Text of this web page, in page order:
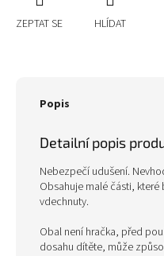
ZEPTAT SE HLÍDAT
Popis
Detailní popis
Nebezpečí udušení.
Obsahuje malé části,
vdechnuty.
Obal není hračka, před
dosahu dítěte, může